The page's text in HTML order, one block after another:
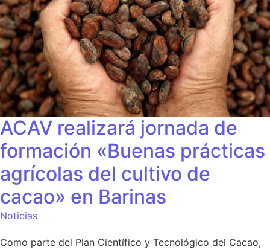
ACAV realizará jornada de
formación «Buenas prácticas
agrícolas del cultivo de
cacao» en Barinas
Noticias
Como parte del Plan Científico y Tecnológico del Cacao,